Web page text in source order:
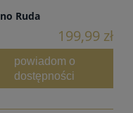
Ruda
199,99 zł
powiadom o
dostępności